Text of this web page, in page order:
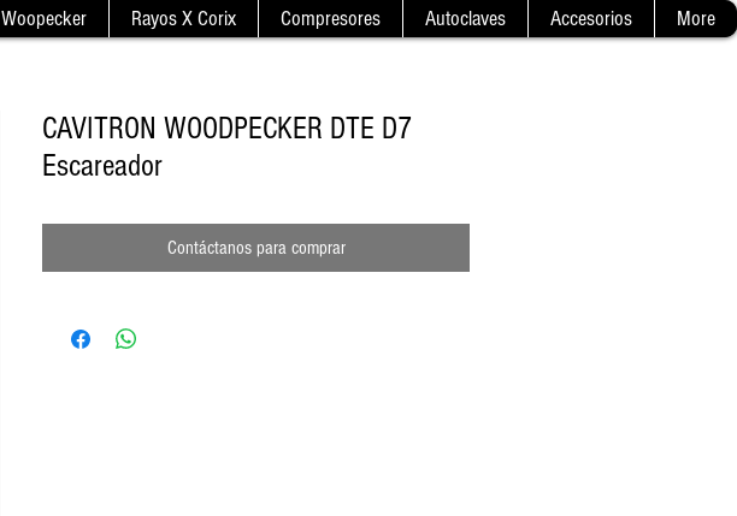
Woopecker Rayos X Corix Compresores Autoclaves Accesorios More
CAVITRON WOODPECKER DTE D7
Escareador
Contáctanos para comprar